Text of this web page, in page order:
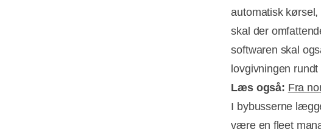
automatisk
skal der
softwaren skal
lovgivningen
Læs også: Fra
I bybusserne
være en fleet